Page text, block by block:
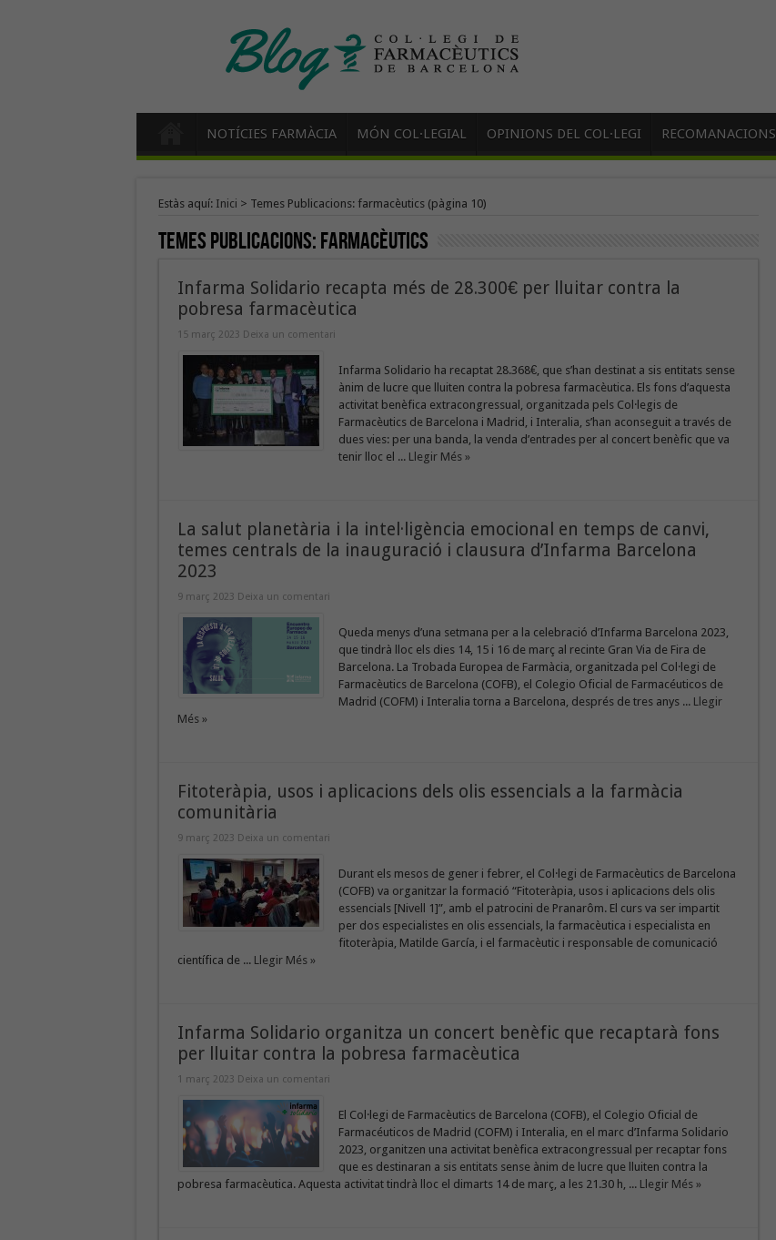
NOTÍCIES FARMÀCIA MÓN COL·LEGIAL OPINIONS DEL COL·LEGI RECOMANACIONS
Estàs aquí: Inici > Temes Publicacions: farmacèutics(pàgina 10)
Temes Publicacions:farmacèutics
Infarma Solidario recapta més de 28.300€ per lluitar contra la
pobresa farmacèutica
15 març 2023 Deixa un comentari
Infarma Solidario ha recaptat 28.368€, que s’han destinat a sis entitats sense
ànim de lucre que lluiten contra la pobresa farmacèutica. Els fons d’aquesta
activitat benèfica extracongressual, organitzada pels Col·legis de
Farmacèutics de Barcelona i Madrid, i Interalia, s’han aconseguit a través de
dues vies: per una banda, la venda d’entrades per al concert benèfic que va
tenir lloc el ... Llegir Més »
La salut planetària i la intel·ligència emocional en temps de canvi,
temes centrals de la inauguració i clausura d’Infarma Barcelona
2023
9 març 2023 Deixa un comentari
Queda menys d’una setmana per a la celebració d’Infarma Barcelona 2023,
que tindrà lloc els dies 14, 15 i 16 de març al recinte Gran Via de Fira de
Barcelona. La Trobada Europea de Farmàcia, organitzada pel Col·legi de
Farmacèutics de Barcelona (COFB), el Colegio Oficial de Farmacéuticos de
Madrid (COFM) i Interalia torna a Barcelona, després de tres anys ... Llegir
Més »
Fitoteràpia, usos i aplicacions dels olis essencials a la farmàcia
comunitària
9 març 2023 Deixa un comentari
Durant els mesos de gener i febrer, el Col·legi de Farmacèutics de Barcelona
(COFB) va organitzar la formació “Fitoteràpia, usos i aplicacions dels olis
essencials [Nivell 1]”, amb el patrocini de Pranarôm. El curs va ser impartit
per dos especialistes en olis essencials, la farmacèutica i especialista en
fitoteràpia, Matilde García, i el farmacèutic i responsable de comunicació
científica de ... Llegir Més »
Infarma Solidario organitza un concert benèfic que recaptarà fons
per lluitar contra la pobresa farmacèutica
1 març 2023 Deixa un comentari
El Col·legi de Farmacèutics de Barcelona (COFB), el Colegio Oficial de
Farmacéuticos de Madrid (COFM) i Interalia, en el marc d’Infarma Solidario
2023, organitzen una activitat benèfica extracongressual per recaptar fons
que es destinaran a sis entitats sense ànim de lucre que lluiten contra la
pobresa farmacèutica. Aquesta activitat tindrà lloc el dimarts 14 de març, a les 21.30 h, ... Llegir Més »